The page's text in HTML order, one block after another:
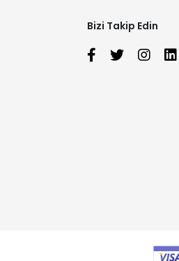
Bizi Takip Edin